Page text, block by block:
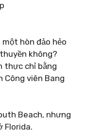
hòn đảo hẻo
không?
thực chỉ bằng
Công viên Bang
Beach, nhưng
Florida.